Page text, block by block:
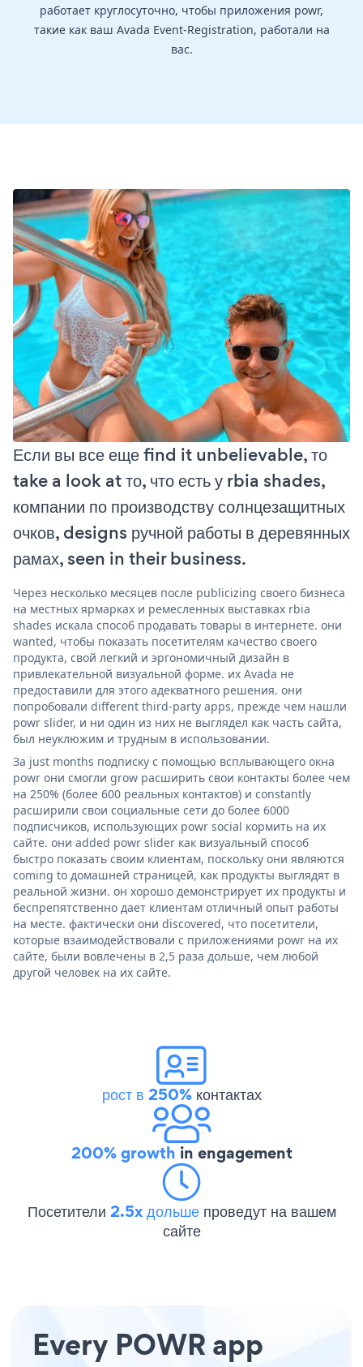
работает круглосуточно, чтобы приложения powr,
такие как ваш Avada Event-Registration, работали на
вас.
Если вы все еще find it unbelievable, то
take a look at то, что есть у rbia shades,
компании по производству солнцезащитных
очков, designs ручной работы в деревянных
рамах, seen in their business.
Через несколько месяцев после publicizing своего бизнеса
на местных ярмарках и ремесленных выставках rbia
shades искала способ продавать товары в интернете. они
wanted, чтобы показать посетителям качество своего
продукта, свой легкий и эргономичный дизайн в
привлекательной визуальной форме. их Avada не
предоставили для этого адекватного решения. они
попробовали different third-party apps, прежде чем нашли
powr slider, и ни один из них не выглядел как часть сайта,
был неуклюжим и трудным в использовании.
За just months подписку с помощью всплывающего окна
powr они смогли grow расширить свои контакты более чем
на 250% (более 600 реальных контактов) и constantly
расширили свои социальные сети до более 6000
подписчиков, использующих powr social кормить на их
сайте. они added powr slider как визуальный способ
быстро показать своим клиентам, поскольку они являются
coming to домашней страницей, как продукты выглядят в
реальной жизни. он хорошо демонстрирует их продукты и
беспрепятственно дает клиентам отличный опыт работы
на месте. фактически они discovered, что посетители,
которые взаимодействовали с приложениями powr на их
сайте, были вовлечены в 2,5 раза дольше, чем любой
другой человек на их сайте.
рост в 250%контактах
200% growth in engagement
Посетители 2.5x дольше проведут на вашем
сайте
Every POWR app